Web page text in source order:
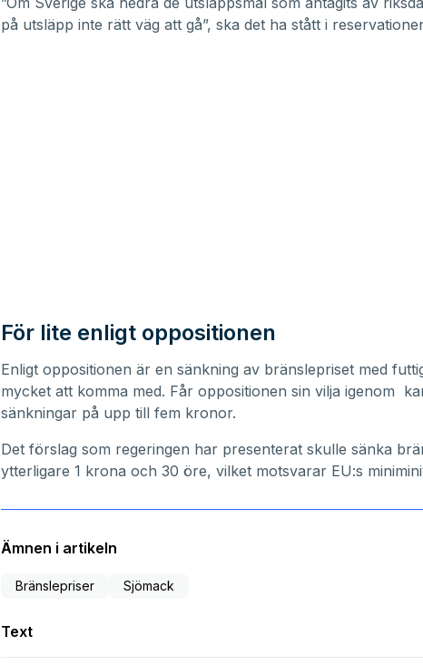
på utsläpp inte rätt väg att gå”, ska det ha stått i
För lite enligt oppositionen
Enligt oppositionen är en sänkning av bränslepriset med
mycket att komma med. Får oppositionen sin vilja igenom
sänkningar på upp till fem kronor.
Det förslag som regeringen har presenterat skulle sänka
ytterligare 1 krona och 30 öre, vilket motsvarar EU:s
Ämnen i artikeln
Bränslepriser Sjömack
Text